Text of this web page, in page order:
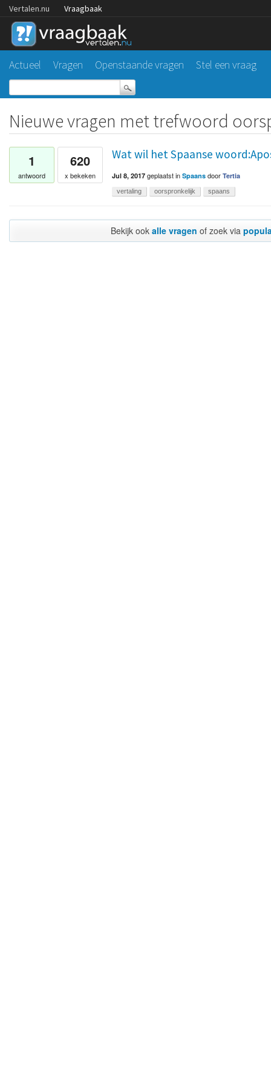
Vertalen.nu Vraagbaak
Actueel Vragen Openstaande vragen Stel een vraag
Nieuwe vragen met trefwoord
1
antwoord
620
x bekeken
Wat wil het Spaanse
Jul 8, 2017 geplaatstin Spaans door Tertia
vertaling oorspronkelijk spaans
Bekijk ook alle vragen of zoek via